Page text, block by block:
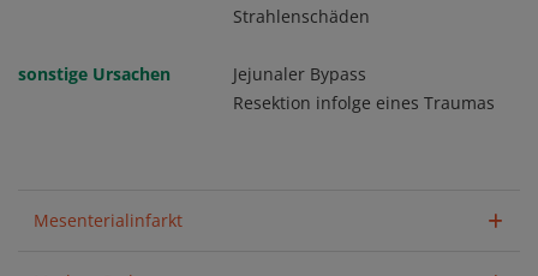
Strahlenschäden
sonstige Ursachen
Jejunaler Bypass
Resektion infolge eines Traumas
Mesenterialinfarkt